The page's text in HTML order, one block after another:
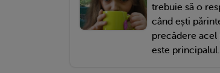
trebuie să o
când ești
precădere acel
este